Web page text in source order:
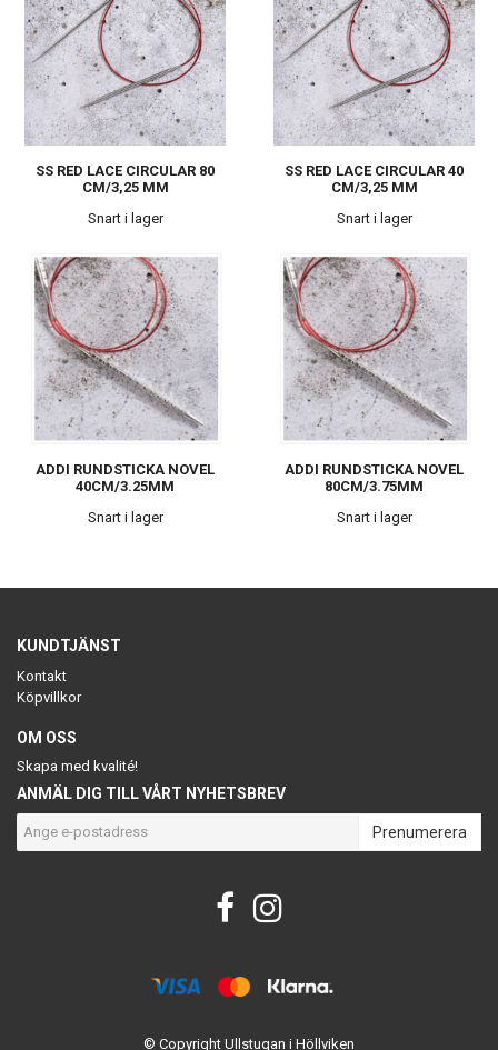
SS RED LACE CIRCULAR 80
CM/3,25 MM
Snart i lager
SS RED LACE CIRCULAR 40
CM/3,25 MM
Snart i lager
ADDI RUNDSTICKA NOVEL
40CM/3.25MM
Snart i lager
ADDI RUNDSTICKA NOVEL
80CM/3.75MM
Snart i lager
KUNDTJÄNST
Kontakt
Köpvillkor
OM OSS
Skapa med kvalité!
ANMÄL DIG TILL VÅRT NYHETSBREV
Prenumerera
© Copyright Ullstugan i Höllviken